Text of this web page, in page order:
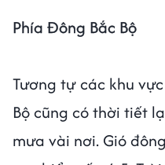
Phía Đông Bắc Bộ
Tương tự các khu
Bộ cũng có thời tiết
mưa vài nơi. Gió